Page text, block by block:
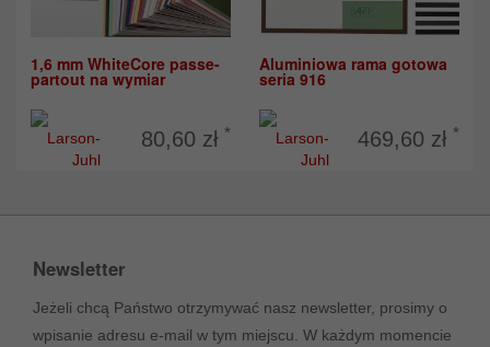
1,6 mm WhiteCore passe-
partout na wymiar
80,60 zł *
Aluminiowa rama gotowa
seria 916
469,60 zł *
Newsletter
Jeżeli chcą Państwo otrzymywać nasz newsletter, prosimy o
wpisanie adresu e-mail w tym miejscu. W każdym momencie